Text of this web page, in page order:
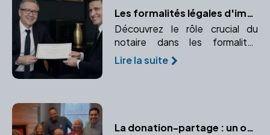
Les formalités légales d'immatriculation avec un notaire
Découvrez le rôle crucial du
notaire dans les formalités
d'immatriculation de votre
entreprise. Apprenez comment
Lire la suite
La donation-partage : un outil efficace pour prévenir les conflits successoraux